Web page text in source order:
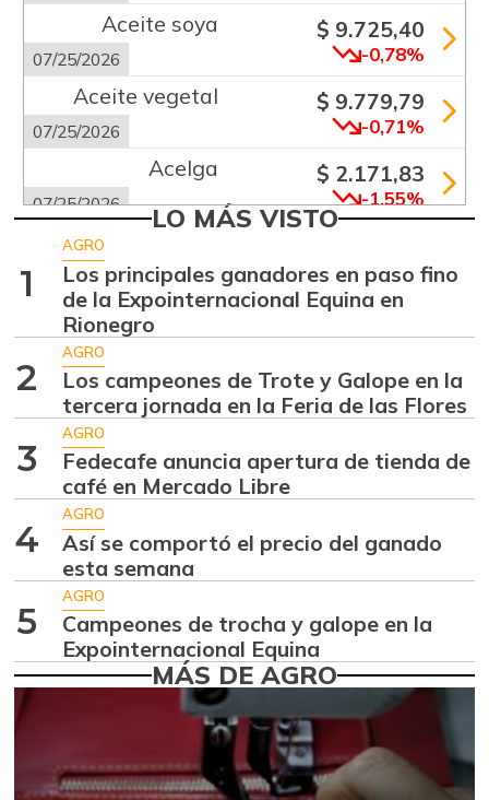
Aceite soya
07/25/2026
$ 9.725,40
-0,78%
Aceite vegetal
07/25/2026
$ 9.779,79
-0,71%
Acelga
07/25/2026
$ 2.171,83
-1,55%
Aguacate común
07/25/2026 +6,24%
Aguacate hass
07/25/2026
$ 7.289,10
-2,98%
Aguacate
papelillo
07/25/2026
$ 8.366,30
Ahuyama
07/25/2026
Ahuyamín
07/25/2026
$ 1.672,87
+7,50%
Ajo
07/25/2026
$ 6.102,86
-2,18%
Ají dulce $ 2.880,14
+4,83%
Ají topito dulce $ 3.229,50
LO MÁS VISTO
1
AGRO
Los principales ganadores en paso fino
de la Expointernacional Equina en
Rionegro
2
AGRO
Los campeones de Trote y Galope en la
tercera jornada en la Feria de las Flores
3
AGRO
Fedecafe anuncia apertura de tienda de
café en Mercado Libre
4
AGRO
Así se comportó el precio del ganado
esta semana
5
AGRO
Campeones de trocha y galope en la
Expointernacional Equina
MÁS DE AGRO